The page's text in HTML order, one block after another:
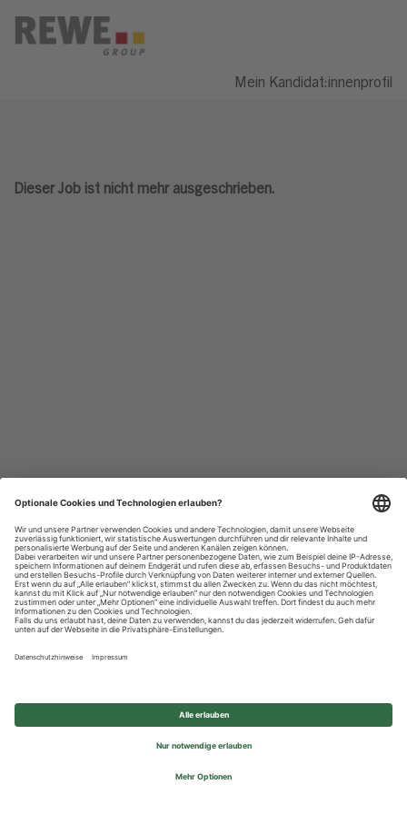
Mein Kandidat:innenprofil
Dieser Job ist nicht mehr ausgeschrieben.
Datenschutzhinweise
Impressum
Privatsphäre-Einstellungen
© 2026 REWE Group - All rights reserved